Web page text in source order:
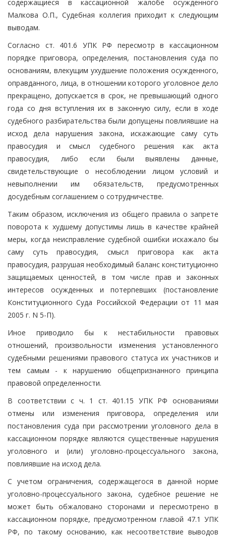
содержащиеся в кассационной жалобе осужденного
Малкова О.П., Судебная коллегия приходит к следующим
выводам.
Согласно ст. 401.6 УПК РФ пересмотр в кассационном
порядке приговора, определения, постановления суда по
основаниям, влекущим ухудшение положения осужденного,
оправданного, лица, в отношении которого уголовное дело
прекращено, допускается в срок, не превышающий одного
года со дня вступления их в законную силу, если в ходе
судебного разбирательства были допущены повлиявшие на
исход дела нарушения закона, искажающие саму суть
правосудия и смысл судебного решения как акта
правосудия, либо если были выявлены данные,
свидетельствующие о несоблюдении лицом условий и
невыполнении им обязательств, предусмотренных
досудебным соглашением о сотрудничестве.
Таким образом, исключения из общего правила о запрете
поворота к худшему допустимы лишь в качестве крайней
меры, когда неисправление судебной ошибки искажало бы
саму суть правосудия, смысл приговора как акта
правосудия, разрушая необходимый баланс конституционно
защищаемых ценностей, в том числе прав и законных
интересов осужденных и потерпевших (постановление
Конституционного Суда Российской Федерации от 11 мая
2005 г. N 5-П).
Иное приводило бы к нестабильности правовых
отношений, произвольности изменения установленного
судебными решениями правового статуса их участников и
тем самым - к нарушению общепризнанного принципа
правовой определенности.
В соответствии с ч. 1 ст. 401.15 УПК РФ основаниями
отмены или изменения приговора, определения или
постановления суда при рассмотрении уголовного дела в
кассационном порядке являются существенные нарушения
уголовного и (или) уголовно-процессуального закона,
повлиявшие на исход дела.
С учетом ограничения, содержащегося в данной норме
уголовно-процессуального закона, судебное решение не
может быть обжаловано сторонами и пересмотрено в
кассационном порядке, предусмотренном главой 47.1 УПК
РФ, по такому основанию, как несоответствие выводов